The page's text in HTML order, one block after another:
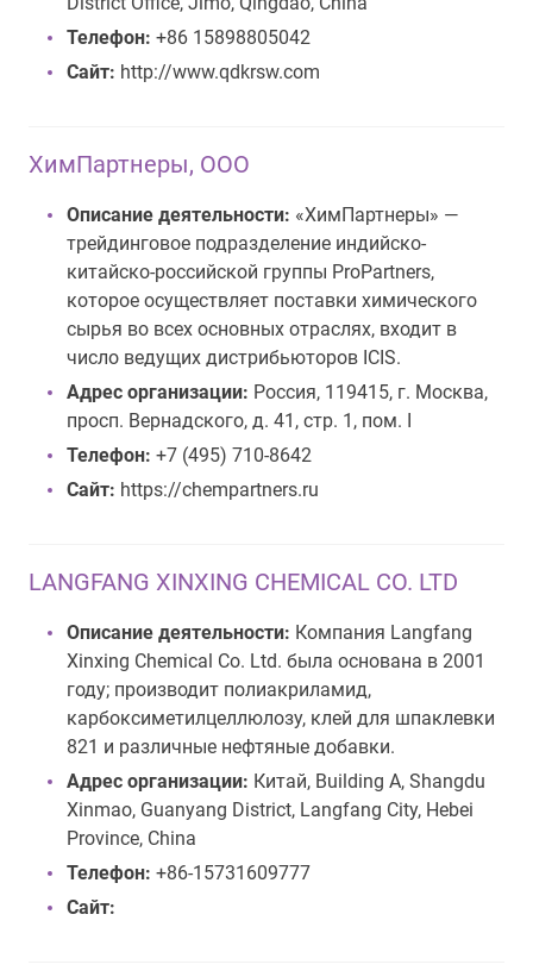
Телефон: +86 15898805042
Сайт: http://www.qdkrsw.com
ХимПартнеры, ООО
Описание деятельности: «ХимПартнеры» —
трейдинговое подразделение индийско-
китайско-российской группы ProPartners,
которое осуществляет поставки химического
сырья во всех основных отраслях, входит в
число ведущих дистрибьюторов ICIS.
Адрес организации: Россия, 119415, г. Москва,
просп. Вернадского, д. 41, стр. 1, пом. I
Телефон: +7 (495) 710-8642
Сайт: https://chempartners.ru
LANGFANG XINXING CHEMICAL CO. LTD
Описание деятельности: Компания Langfang
Xinxing Chemical Co. Ltd. была основана в 2001
году; производит полиакриламид,
карбоксиметилцеллюлозу, клей для шпаклевки
821 и различные нефтяные добавки.
Адрес организации: Китай, Building A, Shangdu
Xinmao, Guanyang District, Langfang City, Hebei
Province, China
Телефон: +86-15731609777
Сайт: